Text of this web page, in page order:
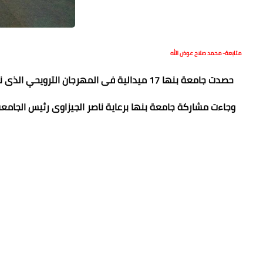
متابعة- محمد صلاح عوض الله
حصدت جامعة بنها 17 ميدالية فى المهرجان الترويحي الذى نظمته جامعة حلون بمشاركة جامعات بنها والمنوفية والزقازيق وحلوان.
وجاءت مشاركة جامعة بنها برعاية ناصر الجيزاوى رئيس